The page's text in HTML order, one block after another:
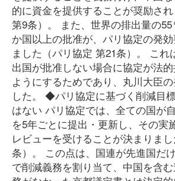
的に資金を提供することが奨励さ
第9条）。 また、世界の排出量の
か国以上の批准が、パリ協定の発
ました（パリ協定 第21条）。 これ
出国が批准しない場合に協定が法
ようにするためであり、丸川大臣
した。 ◆パリ協定に基づく削減目
はない パリ協定では、全ての国が
を5年ごとに提出・更新し、その実
レビューを受けることが決まりま
条）。 この点は、国連が先進国だ
で削減義務を割り当て、中国を含